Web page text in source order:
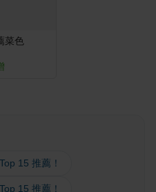
菜色
15 推薦！
15 推薦！